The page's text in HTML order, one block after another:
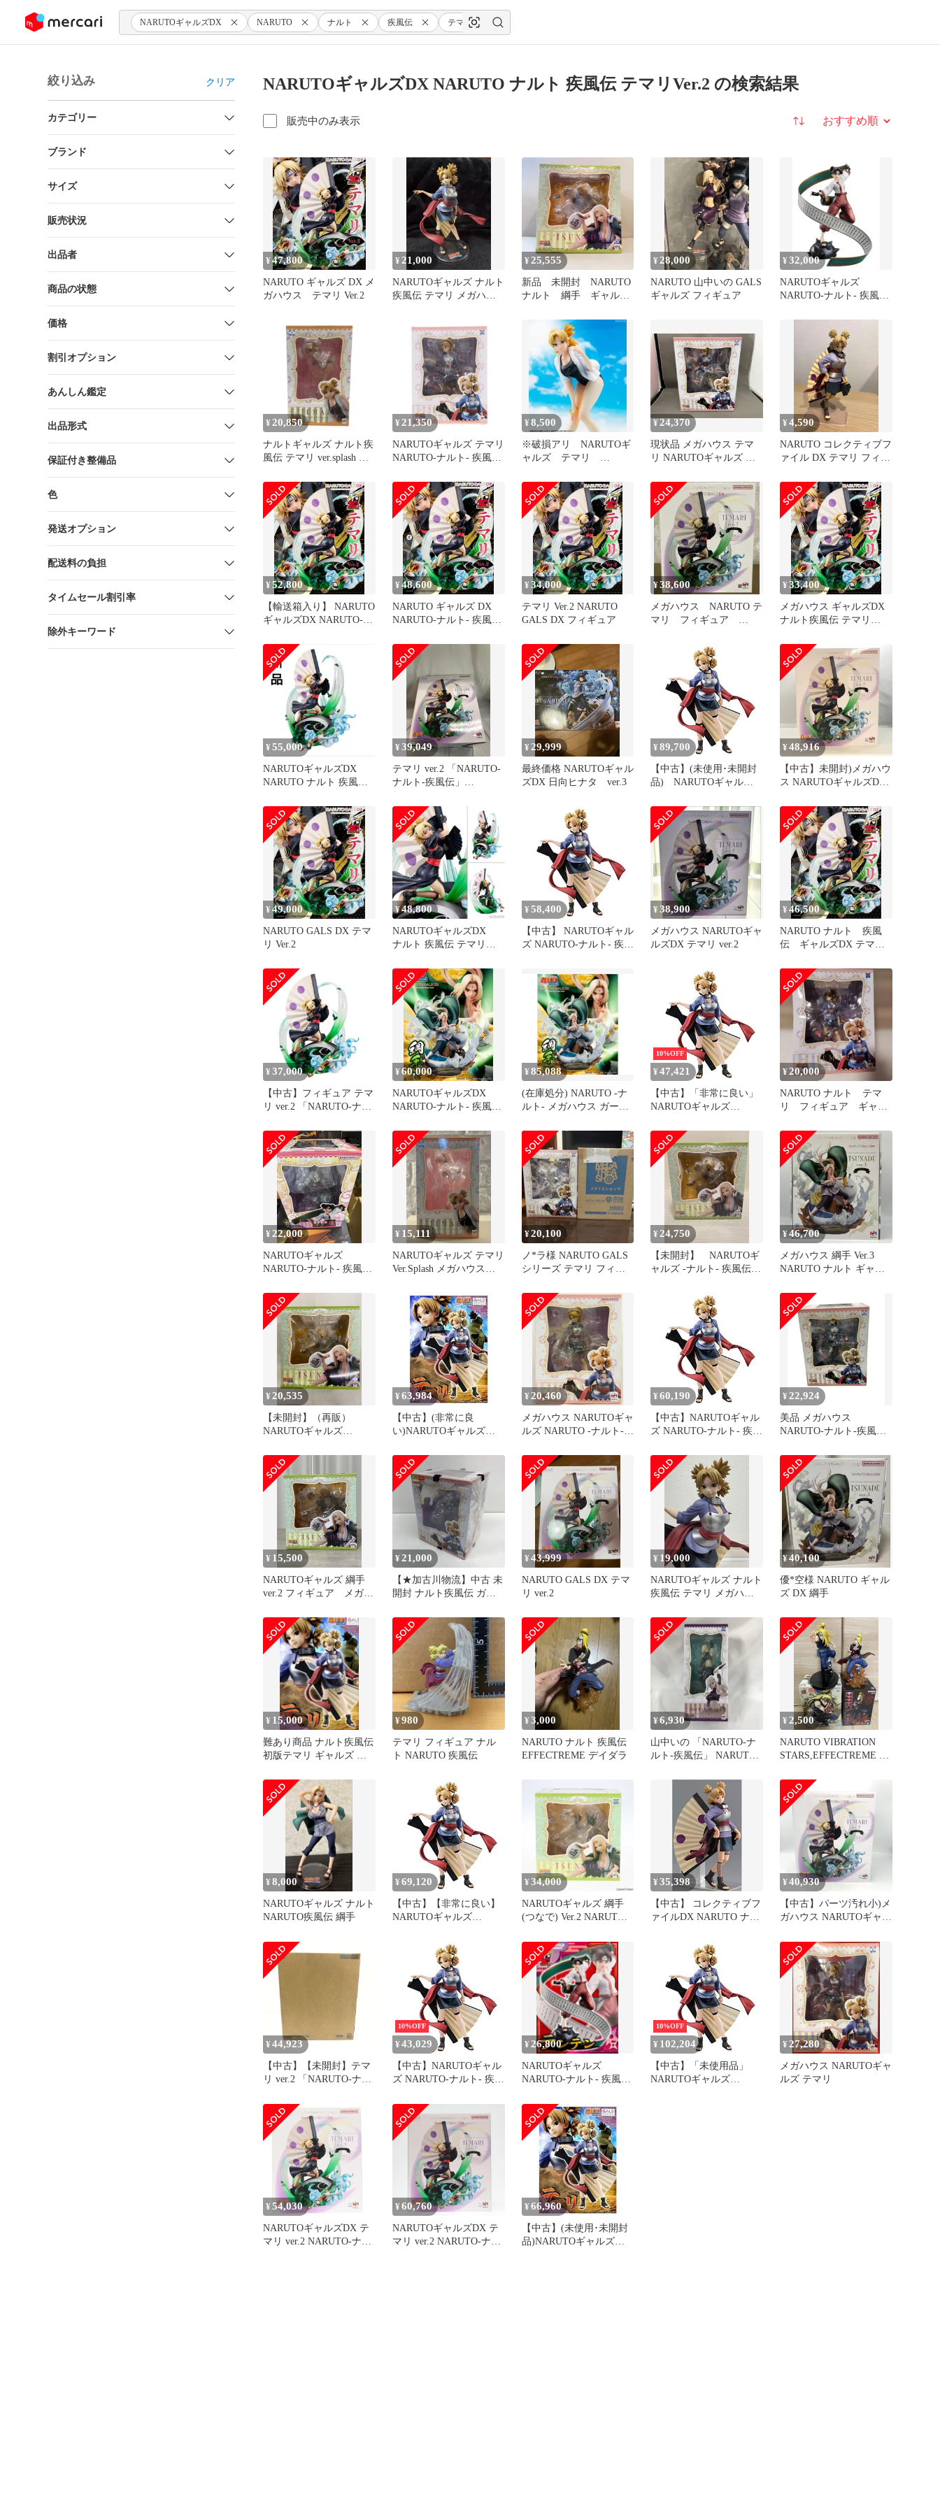
ツにスキップ NARUTOギャルズDX NARUTO ナルト 疾風伝 テマリVer.2
絞り込み クリア
カテゴリー
ブランド
サイズ
販売状況
出品者
商品の状態
価格
割引オプション
あんしん鑑定
出品形式
保証付き整備品
色
発送オプション
配送料の負担
タイムセール割引率
除外キーワード
NARUTOギャルズDX NARUTO ナルト 疾風伝 テマリVer.2 の検索結果
販売中のみ表示 並び替え
¥47,800
NARUTO ギャルズ DX メ
ガハウス テマリ Ver.2
¥ 21,000
NARUTOギャルズ ナルト
疾風伝 テマリ メガハウ
¥25,555
新品 未開封 NARUTO
ナルト 綱手 ギャル
¥ 28,000
NARUTO 山中いの GALS
ギャルズ フィギュア
¥32,000
NARUTOギャルズ
NARUTO-ナルト- 疾風伝
¥ 20,850
ナルトギャルズ ナルト疾
風伝 テマリ ver.splash フ
¥ 21,350
NARUTOギャルズ テマリ
NARUTO-ナルト- 疾風伝
店舗&オンラインショッ
プ限定 メガハウス
¥8,500
※破損アリ NARUTOギ
ャルズ テマリ
¥ 24,370
現状品 メガハウス テマ
リ NARUTOギャルズ プ
ルト-疾風伝
¥4,590
NARUTO コレクティブフ
ァイル DX テマリ フィギ
¥52,800
【輸送箱入り】 NARUTO
ギャルズDX NARUTO-ナ
新品未開封 送料込
¥48,600
NARUTO ギャルズ DX
NARUTO-ナルト- 疾風
¥34,000
テマリ Ver.2 NARUTO
GALS DX フィギュア
¥38,600
メガハウス NARUTO テ
マリ フィギュア
¥33,400
メガハウス ギャルズDX
ナルト疾風伝 テマリ
¥ 55,000
NARUTOギャルズDX
NARUTO ナルト 疾風伝
¥39,049
テマリ ver.2 「NARUTO-
ナルト-疾風伝」
¥ 29,999
最終価格 NARUTOギャル
ズDX 日向ヒナタ ver.3
¥ 89,700
【中古】(未使用･未開封
品) NARUTOギャルズ
テマリ 完成品フィギュア
bt0tq1u
¥48,916
【中古】未開封)メガハウ
ス NARUTOギャルズDX
ルト-疾風伝[97]
¥49,000
NARUTO GALS DX テマ
リ Ver.2
¥48,800
NARUTOギャルズDX
ナルト 疾風伝 テマリ
¥ 58,400
【中古】 NARUTOギャル
ズ NARUTO‐ナルト‐ 疾風
¥38,900
メガハウス NARUTOギャ
ルズDX テマリ ver.2
¥46,500
NARUTO ナルト 疾風
伝 ギャルズDX テマ
¥ 37,000
【中古】フィギュア テマ
リ ver.2 「NARUTO-ナル
ャルズDX 塗装済み完成
品 メガトレショップ＆オ
ンラインショップ限定
¥60,000
NARUTOギャルズDX
NARUTO‐ナルト‐ 疾風伝
¥ 85,088
(在庫処分) NARUTO -ナ
ルト- メガハウス ガール
10%OFF
¥ 47,421
【中古】「非常に良い」
NARUTOギャルズ
テマリ 完成品フィギュア
¥20,000
NARUTO ナルト テマ
リ フィギュア ギャル
¥ 22,000
NARUTOギャルズ
NARUTO-ナルト- 疾風伝
¥ 15,111
NARUTOギャルズ テマリ
Ver.Splash メガハウス
¥20,100
ノ*ラ様 NARUTO GALS
シリーズ テマリ フィギ
¥ 24,750
【未開封】 NARUTOギ
ャルズ ‐ナルト‐ 疾風伝
¥46,700
メガハウス 綱手 Ver.3
NARUTO ナルト ギャル
ギュア #nn
¥ 20,535
【未開封】（再販）
NARUTOギャルズ
綱手 Ver.2 完成品フィギ
ュア
¥ 63,984
【中古】(非常に良
い)NARUTOギャルズ
テマリ 完成品フィギュア
¥ 20,460
メガハウス NARUTOギャ
ルズ NARUTO -ナルト-
¥ 60,190
【中古】NARUTOギャル
ズ NARUTO‐ナルト‐ 疾風
ュア mxn26g8
¥ 22,924
美品 メガハウス
NARUTO-ナルト-疾風伝
GALS テマリ フィギュア
¥ 15,500
NARUTOギャルズ 綱手
ver.2 フィギュア メガハ
¥21,000
【★加古川物流】中古 未
開封 ナルト疾風伝 ガー
ガハウス**【701】
¥43,999
NARUTO GALS DX テマ
リ ver.2
¥ 19,000
NARUTOギャルズ ナルト
疾風伝 テマリ メガハウ
¥40,100
優*空様 NARUTO ギャル
ズ DX 綱手
¥ 15,000
難あり商品 ナルト疾風伝
初版テマリ ギャルズ フ
¥980
テマリ フィギュア ナル
ト NARUTO 疾風伝
¥3,000
NARUTO ナルト 疾風伝
EFFECTREME デイダラ
¥6,930
山中いの 「NARUTO-ナ
ルト-疾風伝」 NARUTO
¥ 2,500
NARUTO VIBRATION
STARS,EFFECTREME デ
¥8,000
NARUTOギャルズ ナルト
NARUTO疾風伝 綱手
¥ 69,120
【中古】【非常に良い】
NARUTOギャルズ
テマリ 完成品フィギュア
¥34,000
NARUTOギャルズ 綱手
(つなで) Ver.2 NARUTO-
ィギュア 一部店舗&オン
ラインショップ限定 メガ
ハウス
¥35,398
【中古】 コレクティブフ
ァイルDX NARUTO ナル
¥ 40,930
【中古】パーツ汚れ小)メ
ガハウス NARUTOギャル
Ver.2/NARUTO ナルト 疾
風伝[6]
¥ 44,923
【中古】【未開封】テマ
リ ver.2 「NARUTO-ナル
ャルズDX 塗装済み完成
品[95]
10%OFF
¥ 43,029
【中古】NARUTOギャル
ズ NARUTO‐ナルト‐ 疾風
ュア
¥26,800
NARUTOギャルズ
NARUTO-ナルト- 疾風伝
10%OFF
¥ 102,204
【中古】「未使用品」
NARUTOギャルズ
¥27,280
メガハウス NARUTOギャ
ルズ テマリ
¥ 54,030
NARUTOギャルズDX テ
マリ ver.2 NARUTO-ナル
¥60,760
NARUTOギャルズDX テ
マリ ver.2 NARUTO-ナル
¥ 66,960
【中古】(未使用･未開封
品)NARUTOギャルズ